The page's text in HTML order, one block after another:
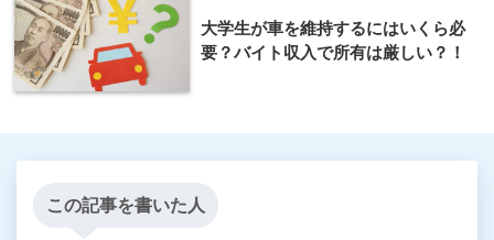
大学生が車を維持するにはいくら必
要？バイト収入で所有は厳しい？！
この記事を書いた人